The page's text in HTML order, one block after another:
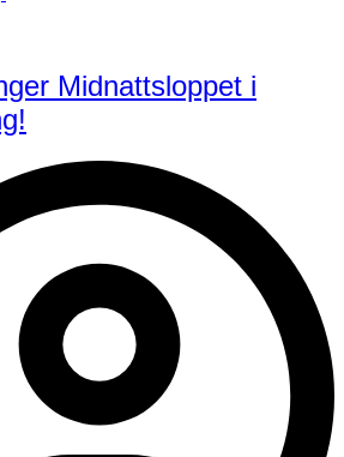
Midnattsloppet i